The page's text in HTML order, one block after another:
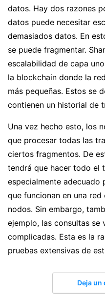
datos. Hay dos razones
datos puede necesitar
demasiados datos. En
se puede fragmentar.
escalabilidad de capa
la blockchain donde la
más pequeñas. Estos se
contienen un historial de
Una vez hecho esto, los
que procesar todas las
ciertos fragmentos. De
tendrá que hacer todo el
especialmente adecuado
que funcionan en una
nodos. Sin embargo,
ejemplo, las consultas se
complicadas. Esta es la
pruebas extensivas de
Deja un